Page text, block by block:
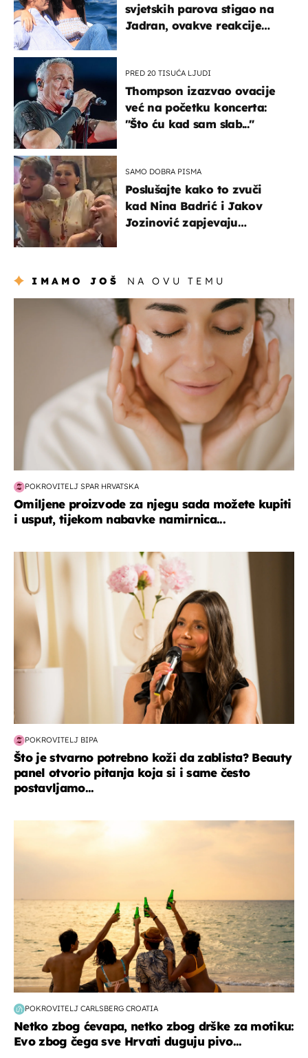
svjetskih parova stigao na
Jadran, ovakve reakcije
PRED 20 TISUĆA LJUDI
Thompson izazvao ovacije
već na početku koncerta:
"Što ću kad sam slab..."
SAMO DOBRA PISMA
Poslušajte kako to zvuči
kad Nina Badrić i Jakov
Jozinović zapjevaju
IMAMO JOŠ NA OVU TEMU
moda & ljepota
POKROVITELJ SPAR HRVATSKA
Omiljene proizvode za njegu sada možete kupiti
i usput, tijekom nabavke namirnica...
moda & ljepota
POKROVITELJ BIPA
Što je stvarno potrebno koži da zablista? Beauty
panel otvorio pitanja koja si i same često
postavljamo...
POKROVITELJ CARLSBERG CROATIA
Netko zbog ćevapa, netko zbog drške za motiku:
Evo zbog čega sve Hrvati duguju pivo...